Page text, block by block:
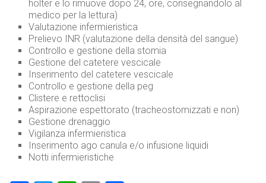
holter e lo rimuove dopo 24, ore, consegnandolo al
medico per la lettura)
Valutazione infermieristica
Prelievo INR (valutazione della densità del sangue)
Controllo e gestione della stomia
Gestione del catetere vescicale
Inserimento del catetere vescicale
Controllo e gestione della peg
Clistere e rettoclisi
Aspirazione espettorato (tracheostomizzati e non)
Gestione drenaggio
Vigilanza infermieristica
Inserimento ago canula e/o infusione liquidi
Notti infermieristiche